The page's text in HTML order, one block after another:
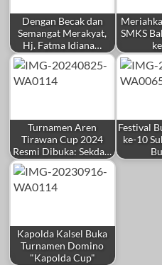
Dengan Becak dan
Semangat Merakyat,
Hj. Fatma Idiana…
SMKS
Turnamen Aren
Tirawan Cup 2024
Resmi Dibuka: Sekda…
Festival
ke-10
Kapolda Kalsel Buka
Turnamen Domino
"Kapolda Cup"